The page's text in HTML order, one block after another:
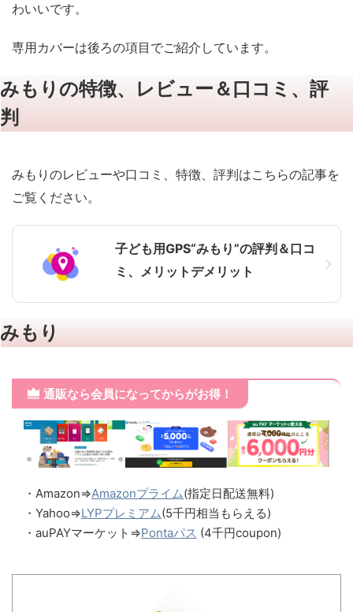
わいいです。
専用カバーは後ろの項目でご紹介しています。
みもりの特徴、レビュー＆口コミ、評
判
みもりのレビューや口コミ、特徴、評判はこちらの記事を
ご覧ください。
子ども用GPS“みもり”の評判＆口コ
ミ、メリットデメリット
みもり
通販なら会員になってからがお得！
・Amazon⇒Amazonプライム(指定日配送無料)
・Yahoo⇒LYPプレミアム(5千円相当もらえる)
・auPAYマーケット⇒Pontaパス (4千円coupon)